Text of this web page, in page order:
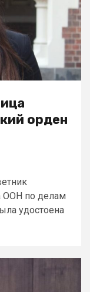
орден
ООН по делам
удостоена